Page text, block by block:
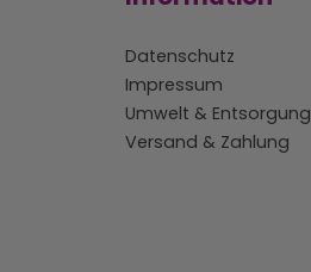
Datenschutz
Impressum
Umwelt & Entsorgung
Versand & Zahlung